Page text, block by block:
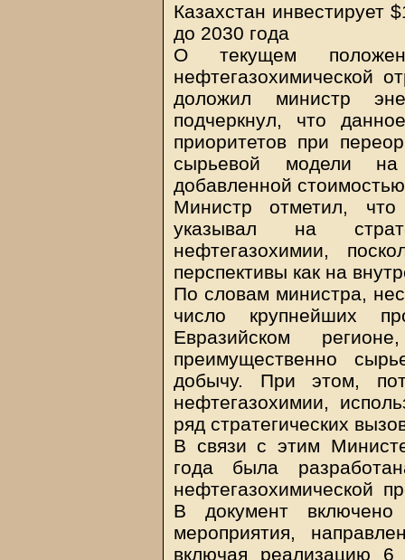
Казахстан инвестирует
до 2030 года
О текущем
нефтегазохимической
доложил министр
подчеркнул, что
приоритетов при
сырьевой модели
добавленной
Министр отметил, что
указывал на
нефтегазохимии,
перспективы как на
По словам министра,
число крупнейших
Евразийском
преимущественно
добычу. При этом,
нефтегазохимии,
ряд стратегических
В связи с этим
года была
нефтегазохимической
В документ
мероприятия,
включая реализацию 6